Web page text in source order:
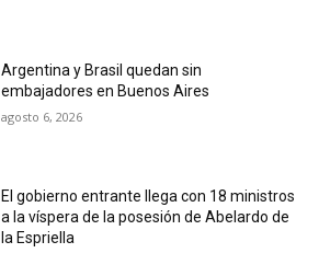
Argentina y Brasil quedan sin
embajadores en Buenos Aires
agosto 6, 2026
El gobierno entrante llega con 18 ministros
a la víspera de la posesión de Abelardo de
la Espriella